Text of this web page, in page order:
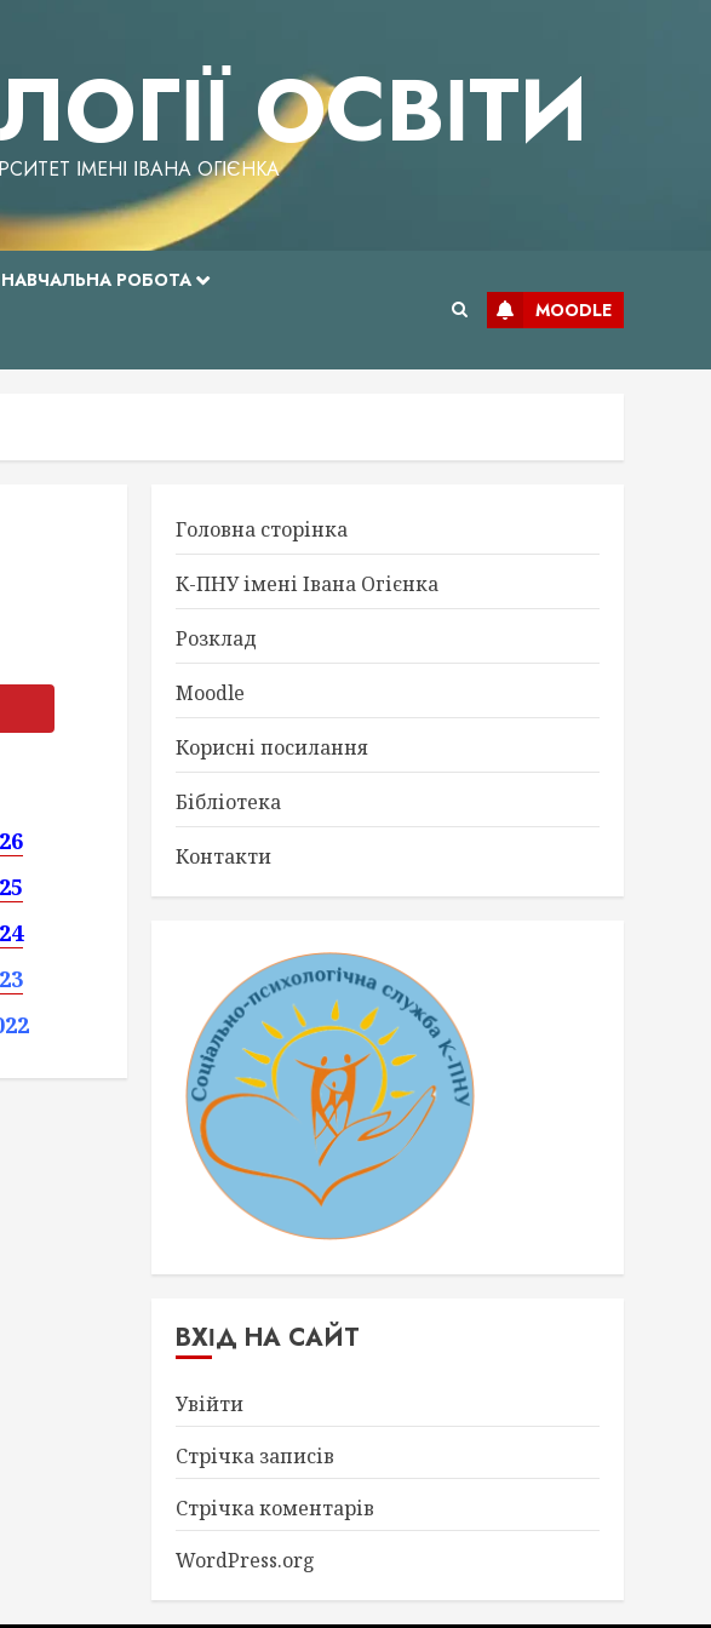
ОСВІТИ
ІМЕНІ ІВАНА ОГІЄНКА
НАВЧАЛЬНА РОБОТА
MOODLE
Головна сторінка
К-ПНУ імені Івана Огієнка
Розклад
Moodle
Корисні посилання
Бібліотека
Контакти
ВХІД НА САЙТ
Увійти
Стрічка записів
Стрічка коментарів
WordPress.org